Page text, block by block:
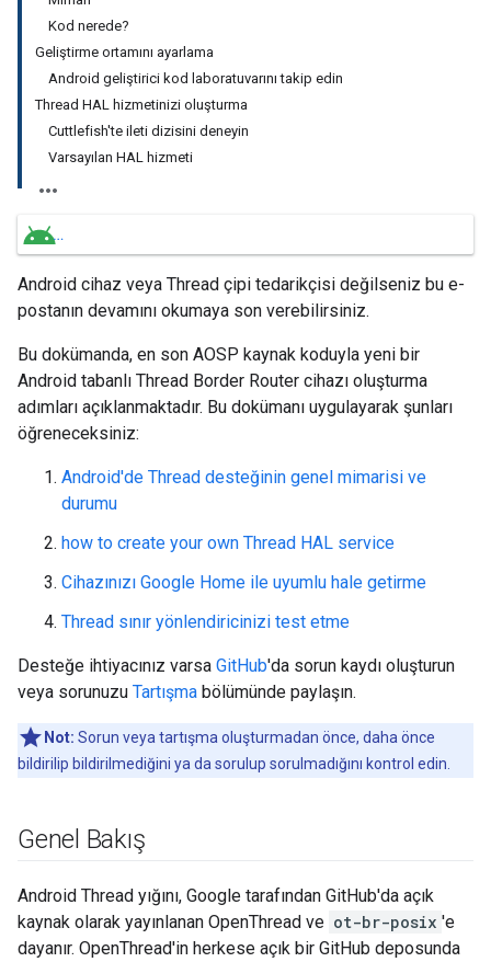
Kod nerede?
Geliştirme ortamını ayarlama
Android geliştirici kod laboratuvarını takip edin
Thread HAL hizmetinizi oluşturma
Cuttlefish'te ileti dizisini deneyin
Varsayılan HAL hizmeti
Android cihaz veya Thread çipi tedarikçisi değilseniz bu e-
postanın devamını okumaya son verebilirsiniz.
Bu dokümanda, en son AOSP kaynak koduyla yeni bir
Android tabanlı Thread Border Router cihazı oluşturma
adımları açıklanmaktadır. Bu dokümanı uygulayarak şunları
öğreneceksiniz:
Android'de Thread desteğinin genel mimarisi ve
durumu
how to create your own Thread HAL service
Cihazınızı Google Home ile uyumlu hale getirme
Thread sınır yönlendiricinizi test etme
Desteğe ihtiyacınız varsa GitHub'da sorun kaydı oluşturun
veya sorunuzu Tartışma bölümünde paylaşın.
Not: Sorun veya tartışma oluşturmadan önce, daha önce
bildirilip bildirilmediğini ya da sorulup sorulmadığını kontrol edin.
Genel Bakış
Android Thread yığını, Google tarafından GitHub'da açık
kaynak olarak yayınlanan OpenThread ve ot-br-posix 'e
dayanır. OpenThread'in herkese açık bir GitHub deposunda